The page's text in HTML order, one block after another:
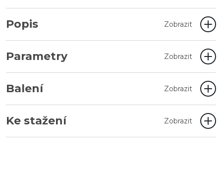
Popis Zobrazit
Parametry Zobrazit
Balení Zobrazit
Ke stažení Zobrazit